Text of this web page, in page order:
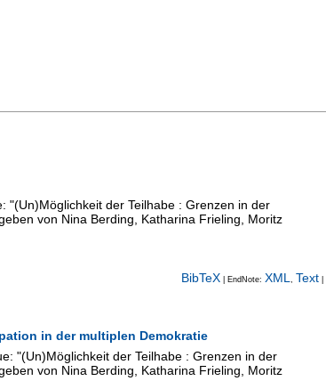
"(Un)Möglichkeit der Teilhabe : Grenzen in der
von Nina Berding, Katharina Frieling, Moritz
BibTeX | EndNote: XML Text
in der multiplen Demokratie
"(Un)Möglichkeit der Teilhabe : Grenzen in der
von Nina Berding, Katharina Frieling, Moritz